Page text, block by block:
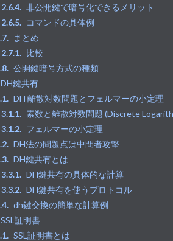
非公開鍵で暗号化できるメリット
コマンドの具体例
まとめ
比較
公開鍵暗号方式の種類
DH鍵共有
DH 離散対数問題とフェルマーの小定理
素数と離散対数問題 (Discrete
フェルマーの小定理
DH法の問題点は中間者攻撃
DH鍵共有とは
DH鍵共有の具体的な計算
DH鍵共有を使うプロトコル
dh鍵交換の簡単な計算例
SSL証明書
SSL証明書とは